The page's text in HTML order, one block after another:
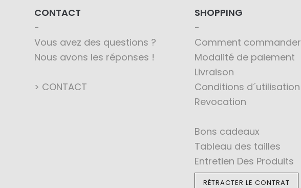
CONTACT
Vous avez des questions ?
Nous avons les réponses !
> CONTACT
SHOPPING
Comment commander
Modalité de paiement
Livraison
Conditions d´utilisation
Revocation
Bons cadeaux
Tableau des tailles
Entretien Des Produits
RÉTRACTER LE CONTRAT